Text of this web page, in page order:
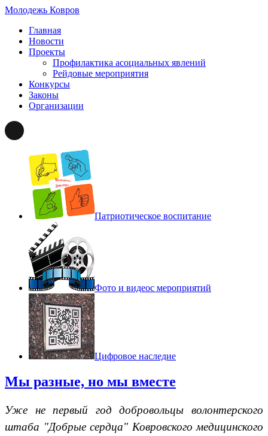
Молодежь Ковров
Главная
Новости
Проекты
Профилактика асоциальных явлений
Рейдовые мероприятия
Конкурсы
Законы
Организации
Патриотическое воспитание
Фото и видеос мероприятий
Цифровое наследие
Мы разные, но мы вместе
Уже не первый годдобровольцы волонтерского
штаба "Добрые сердца" Ковровского медицинского